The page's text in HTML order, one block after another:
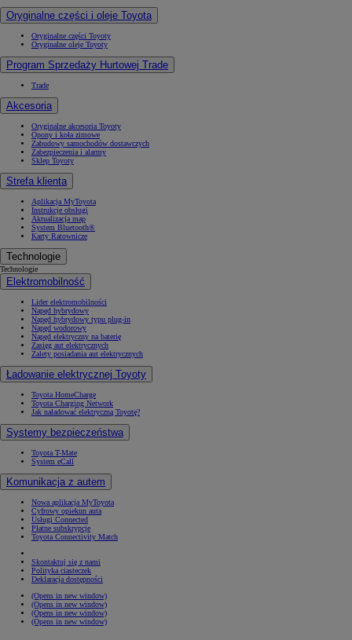
Oryginalne części i oleje Toyota
Oryginalne części Toyoty
Oryginalne oleje Toyoty
Program Sprzedaży Hurtowej Trade
Trade
Akcesoria
Oryginalne akcesoria Toyoty
Opony i koła zimowe
Zabudowy samochodów dostawczych
Zabezpieczenia i alarmy
Sklep Toyoty
Strefa klienta
Aplikacja MyToyota
Instrukcje obsługi
Aktualizacja map
System Bluetooth®
Karty Ratownicze
Technologie
Technologie
Elektromobilność
Lider elektromobilności
Napęd hybrydowy
Napęd hybrydowy typu plug-in
Napęd wodorowy
Napęd elektryczny na baterię
Zasięg aut elektrycznych
Zalety posiadania aut elektrycznych
Ładowanie elektrycznej Toyoty
Toyota HomeCharge
Toyota Charging Network
Jak naładować elektryczną Toyotę?
Systemy bezpieczeństwa
Toyota T-Mate
System eCall
Komunikacja z autem
Nowa aplikacja MyToyota
Cyfrowy opiekun auta
Usługi Connected
Płatne subskrypcje
Toyota Connectivity Match
Skontaktuj się z nami
Polityka ciasteczek
Deklaracja dostępności
(Opens in new window)
(Opens in new window)
(Opens in new window)
(Opens in new window)